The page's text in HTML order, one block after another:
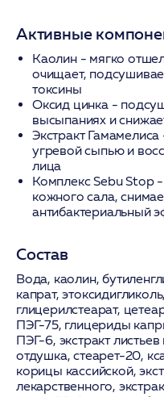
Активные
Каолин- мягко
очищает,
токсины
Оксид цинка-
высыпаниях и
Экстракт Гамамелиса
угревой сыпью и
лица
Комплекс Sebu Stop-
кожного сала,
антибактериальный
Состав
Вода, каолин,
капрат,
глицерилстеарат,
ПЭГ-75, глицериды
ПЭГ-6, экстракт
отдушка, стеарет-20,
корицы кассийской,
лекарственного,